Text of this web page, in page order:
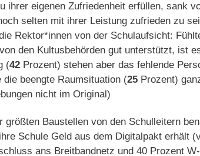
ihrer eigenen Zufriedenheit erfüllen, sank
selten mit ihrer Leistung zufrieden zu
Rektor*innen von der Schulaufsicht:
von den Kultusbehörden gut unterstützt, ist
(42 Prozent) stehen aber das fehlende
beengte Raumsituation (25 Prozent)
nicht im Original)
Baustellen von den Schulleitern
Schule Geld aus dem Digitalpakt erhält
ans Breitbandnetz und 40 Prozent